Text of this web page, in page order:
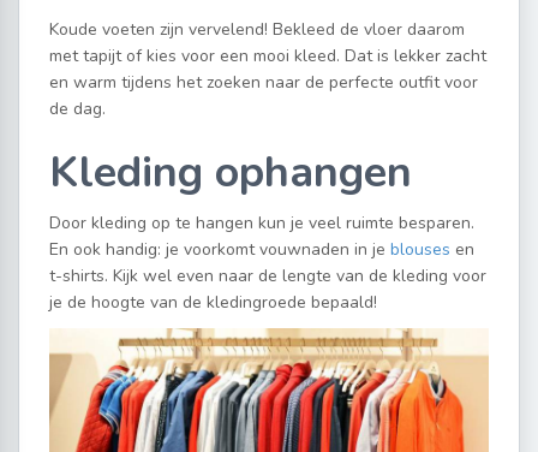
Koude voeten zijn vervelend! Bekleed de vloer daarom
met tapijt of kies voor een mooi kleed. Dat is lekker zacht
en warm tijdens het zoeken naar de perfecte outfit voor
de dag.
Kleding ophangen
Door kleding op te hangen kun je veel ruimte besparen.
En ook handig: je voorkomt vouwnaden in je blouses en
t-shirts. Kijk wel even naar de lengte van de kleding voor
je de hoogte van de kledingroede bepaald!